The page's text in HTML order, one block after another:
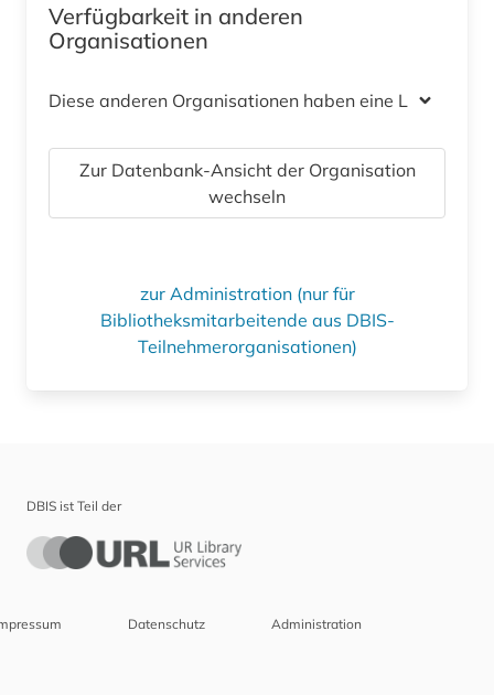
Verfügbarkeit in anderen
Organisationen
Diese anderen Organisationen haben eine Lizenz
Zur Datenbank-Ansicht der Organisation
wechseln
zur Administration (nur für
Bibliotheksmitarbeitende aus DBIS-
Teilnehmerorganisationen)
DBIS ist Teil der
Datenschutz Administration